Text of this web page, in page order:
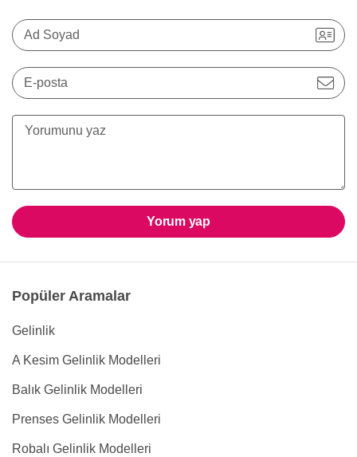
Ad Soyad
E-posta
Yorum yap
Popüler Aramalar
Gelinlik
A Kesim Gelinlik Modelleri
Balık Gelinlik Modelleri
Prenses Gelinlik Modelleri
Robalı Gelinlik Modelleri